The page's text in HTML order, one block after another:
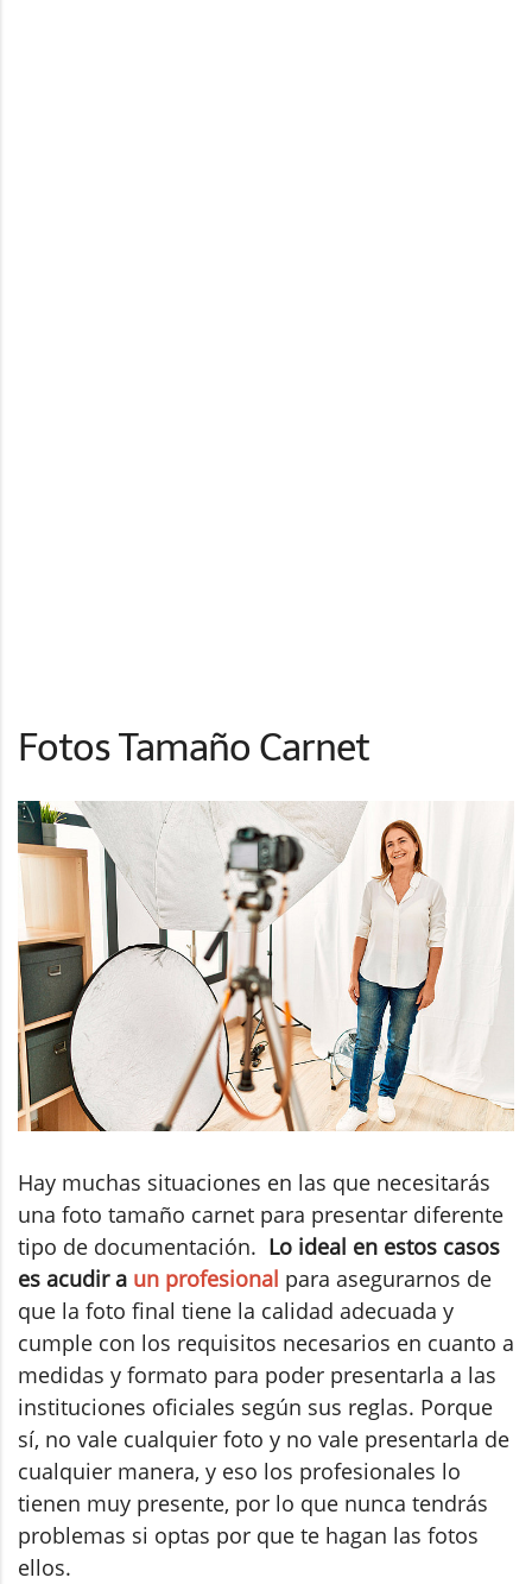
Fotos Tamaño Carnet
Hay muchas situaciones en las que necesitarás
una foto tamaño carnet para presentar diferente
tipo de documentación. Lo ideal en estos casos
es acudir a un profesional para asegurarnos de
que la foto final tiene la calidad adecuada y
cumple con los requisitos necesarios en cuanto a
medidas y formato para poder presentarla a las
instituciones oficiales según sus reglas. Porque
sí, no vale cualquier foto y no vale presentarla de
cualquier manera, y eso los profesionales lo
tienen muy presente, por lo que nunca tendrás
problemas si optas por que te hagan las fotos
ellos.